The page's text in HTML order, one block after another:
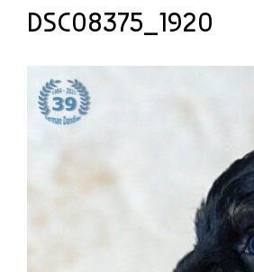
DSC08375_1920